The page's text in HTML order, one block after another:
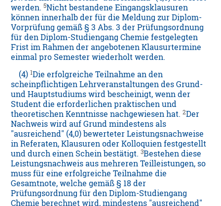
werden.5Nicht bestandene Eingangsklausuren
können innerhalb der für die Meldung zur Diplom-
Vorprüfung gemäß § 3 Abs. 3 der Prüfungsordnung
für den Diplom-Studiengang Chemie festgelegten
Frist im Rahmen der angebotenen Klausurtermine
einmal pro Semester wiederholt werden.
(4)1Die erfolgreiche Teilnahme an den
scheinpflichtigen Lehrveranstaltungen des Grund-
und Hauptstudiums wird bescheinigt, wenn der
Student die erforderlichen praktischen und
theoretischen Kenntnisse nachgewiesen hat.2Der
Nachweis wird auf Grund mindestens als
"ausreichend" (4,0) bewerteter Leistungsnachweise
in Referaten, Klausuren oder Kolloquien festgestellt
und durch einen Schein bestätigt.3Bestehen diese
Leistungsnachweis aus mehreren Teilleistungen, so
muss für eine erfolgreiche Teilnahme die
Gesamtnote, welche gemäß § 18 der
Prüfungsordnung für den Diplom-Studiengang
Chemie berechnet wird, mindestens "ausreichend"